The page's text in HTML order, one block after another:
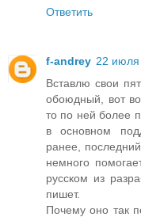
Ответить
f-andrey 22 июля
Вставлю свои
обоюдный, вот
то по ней более
в основном
ранее,
немного
русском из
пишет.
Почему оно так